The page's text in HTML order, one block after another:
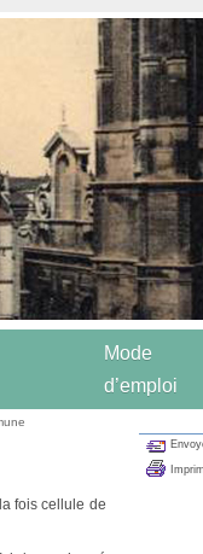
Mode
d’emploi
fois cellule de